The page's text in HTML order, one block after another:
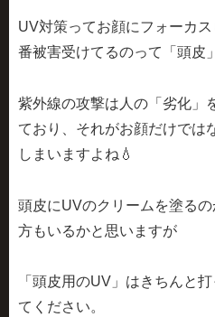
UV対策ってお顔にフォーカ
番被害受けてるのって「頭皮
紫外線の攻撃は人の「劣化」
ており、それがお顔だけでは
しまいますよね💧
頭皮にUVのクリームを塗る
方もいるかと思いますが
「頭皮用のUV」はきちんと
てください。